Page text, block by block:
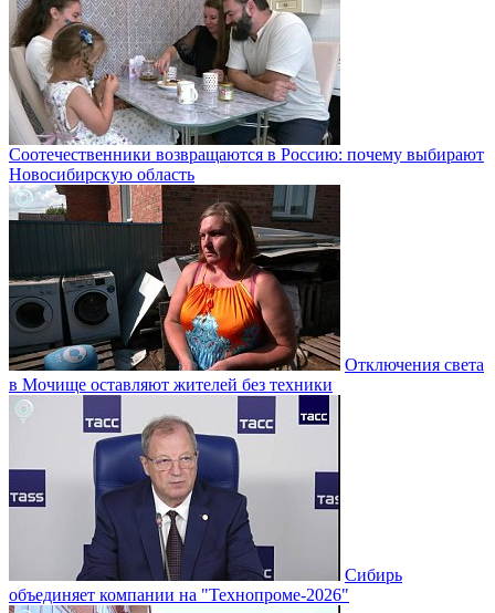
Соотечественники возвращаются в Россию: почему выбирают
Новосибирскую область
Отключения света
в Мочище оставляют жителей без техники
Сибирь
объединяет компании на "Технопроме-2026"